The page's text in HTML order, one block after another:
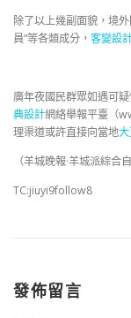
除了以上幾副面貌，境
員”等各類成分， 客變設
廣年夜國民群眾如遇可
典設計網絡舉報平臺（
理渠道或許直接向當地
（羊城晚報·羊城派綜合
TC:jiuyi9follow8
發佈留言